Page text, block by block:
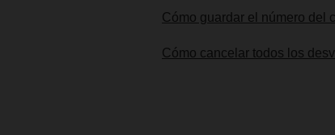
Cómo guardar el número del
Cómo cancelar todos los